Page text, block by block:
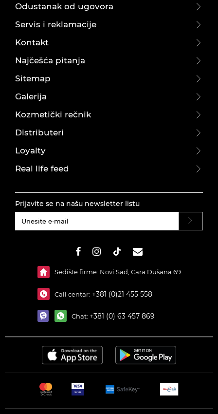
Odustanak od ugovora
Servis i reklamacije
Kontakt
Najčešća pitanja
Sitemap
Galerija
Kozmetički rečnik
Distributeri
Loyalty
Real life feed
Prijavite se na našu newsletter listu
Sedište firme: Novi Sad, Cara Dušana 69
Call centar: +381 (0)21 455 558
Chat: +381 (0) 63 457 869